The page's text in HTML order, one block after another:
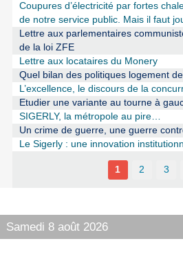
Coupures d’électricité par fortes
de notre service public. Mais il faut
Lettre aux parlementaires
de la loi ZFE
Lettre aux locataires du Monery
Quel bilan des politiques logement
L’excellence, le discours de la
Etudier une variante au tourne à
SIGERLY, la métropole au pire…
Un crime de guerre, une guerre
Le Sigerly : une innovation
1 2 3
Samedi 8 août 2026